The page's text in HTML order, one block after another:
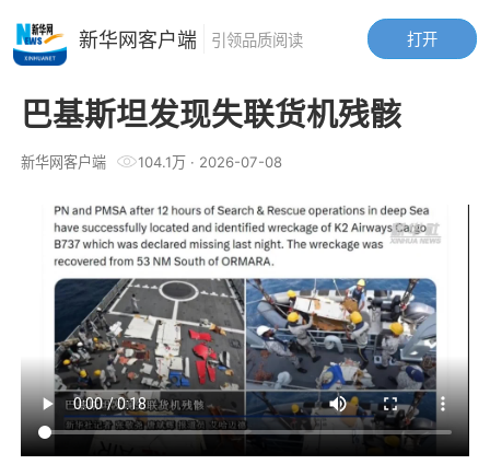
巴基斯坦发现失联货机残骸
新华网客户端 104.1万· 2026-07-08
打开
新华网客户端 引领品质阅读